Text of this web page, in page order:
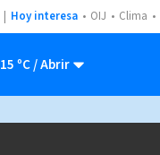
Hoy interesa OIJ Clima
15 ºC